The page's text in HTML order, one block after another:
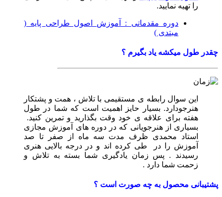
را تهیه نمایید.
دوره مقدماتی : آموزش اصول طراحی پایه (
مبتدی )
چقدر طول میکشه یاد بگیرم ؟
این سوال رابطه ی مستقیمی با تلاش ، همت و پشتکار
هنرجودارد. بسیار حایز اهمیت است که شما در طول
هفته برای علاقه ی خود وقت بگذارید و تمرین کنید.
بسیاری از هنرجویانی که در دوره های آموزش مجازی
استاد محمدی ظرف مدت سه ماه از صفر تا صد
آموزش را در طی کرده اند و در درجه بالایی هنری
رسیدند . پس زمان یادگیری شما بسته به تلاش و
زحمت شما دارد .
پشتیبانی محصول به چه صورت است ؟